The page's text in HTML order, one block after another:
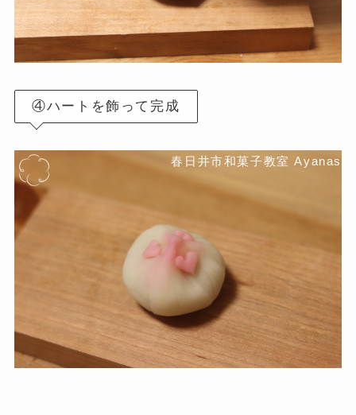
④ハートを飾って完成